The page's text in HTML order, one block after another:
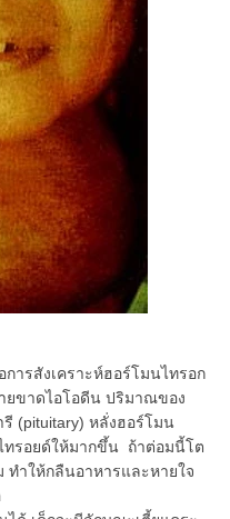
ารสังเคราะห์ฮอร์โมนไทรอก
ยขาดไอโอดีน ปริมาณของ
(pituitary) หลั่งฮอร์โมน
ทรอยด์ให้มากขึ้น ถ้าต่อมนี้โต
ำให้กลืนอาหารและหายใจ